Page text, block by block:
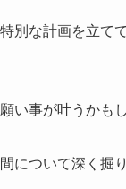
別な計画を立て
い事が叶うかも
について深く掘